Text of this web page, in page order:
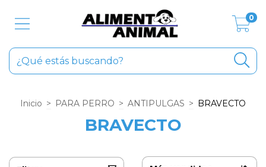
0
Inicio > PARA PERRO > ANTIPULGAS > BRAVECTO
BRAVECTO